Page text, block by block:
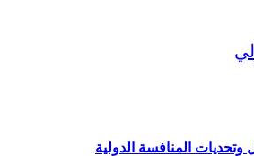
المنافسة الدولية